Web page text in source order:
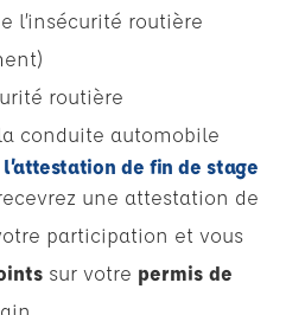
l’insécurité routière
routière
conduite automobile
de fin de stage
une attestation de
participation et vous
sur votre permis de